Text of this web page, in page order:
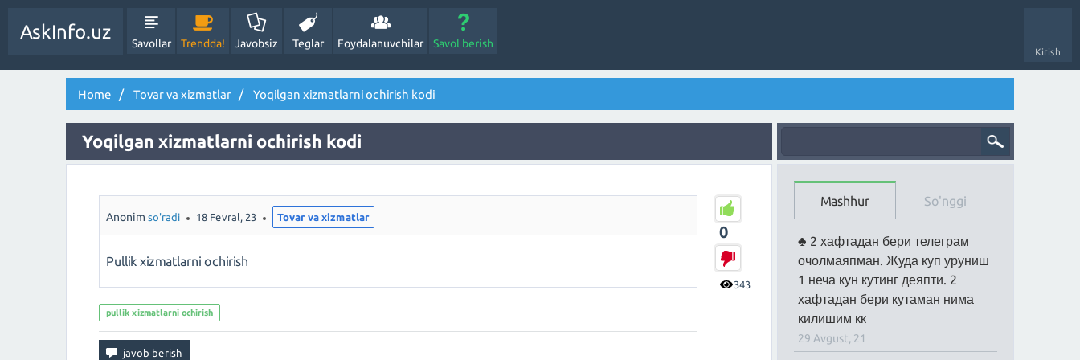
Kirish
AskInfo.uz
Savollar Trendda! Javobsiz Teglar Foydalanuvchilar Savol berish
Home Tovar va xizmatlar Yoqilgan xizmatlarni ochirish kodi
Yoqilgan xizmatlarni ochirish kodi
0
343
Anonim so'radi 18 Fevral, 23 Tovar va xizmatlar
Pullik xizmatlarni ochirish
pullik xizmatlarni ochirish
Mashhur So'nggi
2 хафтадан бери телеграм
очолмаяпман. Жуда куп уруниш
1 неча кун кутинг деяпти. 2
хафтадан бери кутаман нима
килишим кк
29 Avgust, 21